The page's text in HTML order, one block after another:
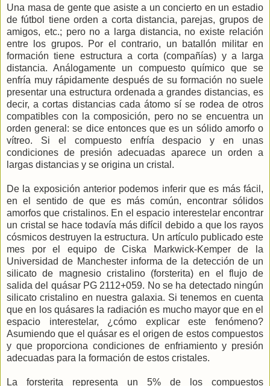
Una masa de gente que asiste a un concierto en un estadio
de fútbol tiene orden a corta distancia, parejas, grupos de
amigos, etc.; pero no a larga distancia, no existe relación
entre los grupos. Por el contrario, un batallón militar en
formación tiene estructura a corta (compañías) y a larga
distancia. Análogamente un compuesto químico que se
enfría muy rápidamente después de su formación no suele
presentar una estructura ordenada a grandes distancias, es
decir, a cortas distancias cada átomo sí se rodea de otros
compatibles con la composición, pero no se encuentra un
orden general: se dice entonces que es un sólido amorfo o
vítreo. Si el compuesto enfría despacio y en unas
condiciones de presión adecuadas aparece un orden a
largas distancias y se origina un cristal.
De la exposición anterior podemos inferir que es más fácil,
en el sentido de que es más común, encontrar sólidos
amorfos que cristalinos. En el espacio interestelar encontrar
un cristal se hace todavía más difícil debido a que los rayos
cósmicos destruyen la estructura. Un artículo publicado este
mes por el equipo de Ciska Markwick-Kemper de la
Universidad de Manchester informa de la detección de un
silicato de magnesio cristalino (forsterita) en el flujo de
salida del quásar PG 2112+059. No se ha detectado ningún
silicato cristalino en nuestra galaxia. Si tenemos en cuenta
que en los quásares la radiación es mucho mayor que en el
espacio interestelar, ¿cómo explicar este fenómeno?
Asumiendo que el quásar es el origen de estos compuestos
y que proporciona condiciones de enfriamiento y presión
adecuadas para la formación de estos cristales.
La forsterita representa un 5% de los compuestos